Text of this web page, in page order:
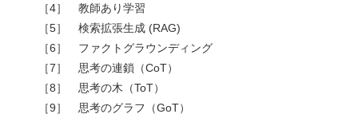
［4］ 教師あり学習
［5］ 検索拡張生成 (RAG)
［6］ ファクトグラウンディング
［7］ 思考の連鎖（CoT）
［8］ 思考の木（ToT）
［9］ 思考のグラフ（GoT）